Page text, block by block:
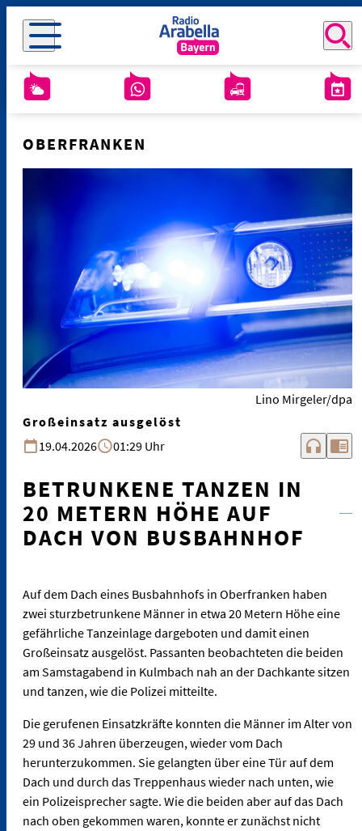
OBERFRANKEN
Lino Mirgeler/dpa
Großeinsatz ausgelöst
19.04.2026
01:29 Uhr headphones chrome_reader_mode
BETRUNKENE TANZEN IN
20 METERN HÖHE AUF
DACH VON BUSBAHNHOF
Auf dem Dach eines Busbahnhofs in Oberfranken haben
zwei sturzbetrunkene Männer in etwa 20 Metern Höhe eine
gefährliche Tanzeinlage dargeboten und damit einen
Großeinsatz ausgelöst. Passanten beobachteten die beiden
am Samstagabend in Kulmbach nah an der Dachkante sitzen
und tanzen, wie die Polizei mitteilte.
Die gerufenen Einsatzkräfte konnten die Männer im Alter von
29 und 36 Jahren überzeugen, wieder vom Dach
herunterzukommen. Sie gelangten über eine Tür auf dem
Dach und durch das Treppenhaus wieder nach unten, wie
ein Polizeisprecher sagte. Wie die beiden aber auf das Dach
nach oben gekommen waren, konnte er zunächst nicht